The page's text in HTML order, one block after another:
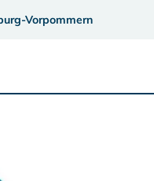
Vorpommern